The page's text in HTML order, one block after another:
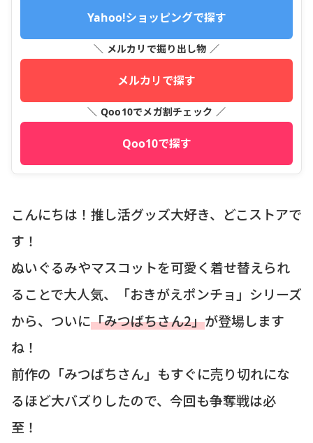
Yahoo!ショッピングで探す
＼ メルカリで掘り出し物 ／
メルカリで探す
＼ Qoo10でメガ割チェック ／
Qoo10で探す
こんにちは！推し活グッズ大好き、どこストアで
す！
ぬいぐるみやマスコットを可愛く着せ替えられ
ることで大人気、「おきがえポンチョ」シリーズ
から、ついに「みつばちさん2」が登場します
ね！
前作の「みつばちさん」もすぐに売り切れにな
るほど大バズりしたので、今回も争奪戦は必
至！